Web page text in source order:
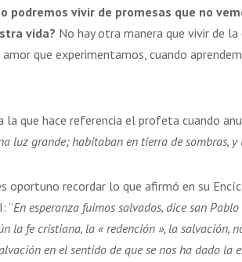
podremos vivir de promesas que no
vida? No hay otra manera que vivir de
que experimentamos, cuando
la que hace referencia el profeta cuando
luz grande; habitaban en tierra de sombras,
oportuno recordar lo que afirmó en su
“En esperanza fuimos salvados, dice san
la fe cristiana, la « redención », la salvación,
en el sentido de que se nos ha dado la